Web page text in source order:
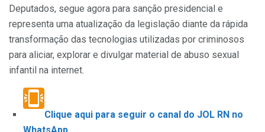
Deputados, segue agora para sanção presidencial e
representa uma atualização da legislação diante da rápida
transformação das tecnologias utilizadas por criminosos
para aliciar, explorar e divulgar material de abuso sexual
infantil na internet.
Clique aqui para seguir o canal do JOL RN no